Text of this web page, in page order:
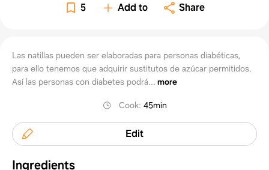
5 Add to Share
Las natillas pueden ser elaboradas para personas diabéticas,
para ello tenemos que adquirir sustitutos de azúcar permitidos.
Así las personas con diabetes podrá... more
Cook: 45min
Edit
Ingredients